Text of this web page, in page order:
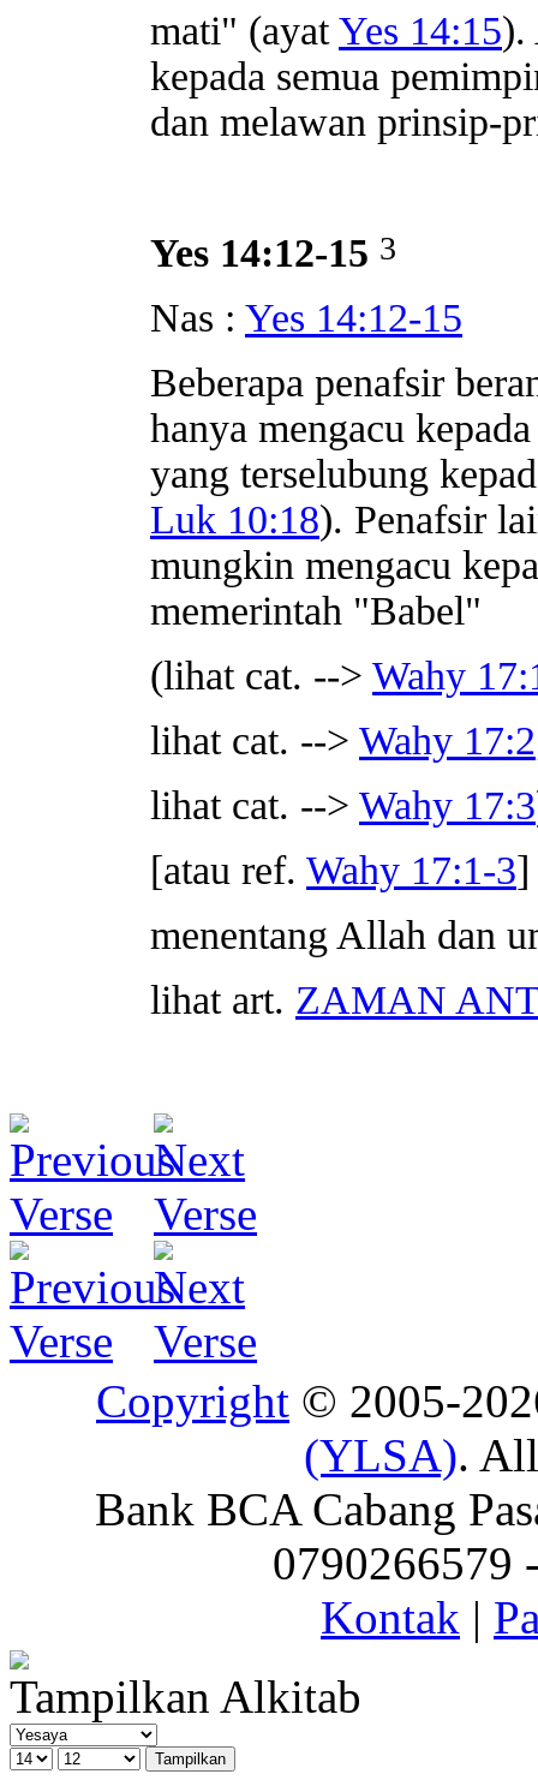
mati" (ayatYes 14:15).
kepada semua
dan melawan prinsip-
Yes 14:12-15 3
Nas : Yes 14:12-15
Beberapa penafsir
hanya mengacu
yang terselubung
Luk 10:18). Penafsir
mungkin mengacu
memerintah "Babel"
(lihat cat. --> Wahy
lihat cat. --> Wahy 17:2
lihat cat. --> Wahy 17:3
[atau ref. Wahy 17:1-3]
menentang Allah dan
lihat art. ZAMAN
Copyright © 2005-
(YLSA).
Bank BCA Cabang
0790266579
Kontak |
Tampilkan Alkitab